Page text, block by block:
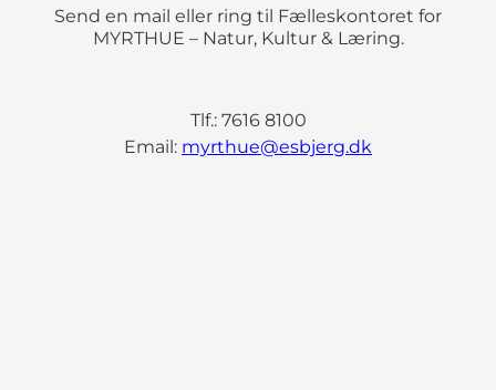
Send en mail eller ring til Fælleskontoret for
MYRTHUE – Natur, Kultur & Læring.
Tlf.: 7616 8100
Email: myrthue@esbjerg.dk